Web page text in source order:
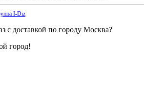
I-Diz
с доставкой по городу Москва?
город!